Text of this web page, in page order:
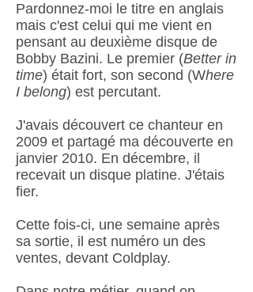
Pardonnez-moi le titre en anglais
mais c'est celui qui me vient en
pensant au deuxième disque de
Bobby Bazini. Le premier (Better in
time) était fort, son second (Where
I belong) est percutant.
J'avais découvert ce chanteur en
2009 et partagé ma découverte en
janvier 2010. En décembre, il
recevait un disque platine. J'étais
fier.
Cette fois-ci, une semaine après
sa sortie, il est numéro un des
ventes, devant Coldplay.